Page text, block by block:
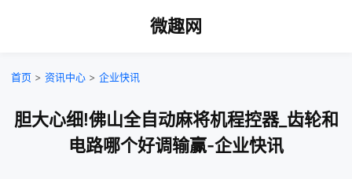
微趣网
首页 > 资讯中心 > 企业快讯
胆大心细!佛山全自动麻将机程控器_齿轮和
电路哪个好调输赢-企业快讯